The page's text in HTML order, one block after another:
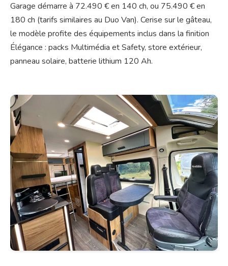
Garage démarre à 72.490 € en 140 ch, ou 75.490 € en
180 ch (tarifs similaires au Duo Van). Cerise sur le gâteau,
le modèle profite des équipements inclus dans la finition
Élégance : packs Multimédia et Safety, store extérieur,
panneau solaire, batterie lithium 120 Ah.